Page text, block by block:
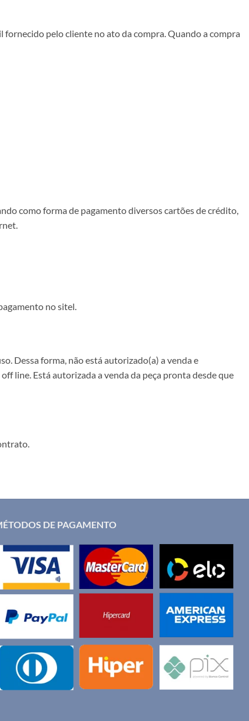
pelo cliente no ato da compra. Quando a compra
como forma de pagamento diversos cartões de crédito,
no sitel.
Dessa forma, não está autorizado(a) a venda e
line. Está autorizada a venda da peça pronta desde que
DE PAGAMENTO